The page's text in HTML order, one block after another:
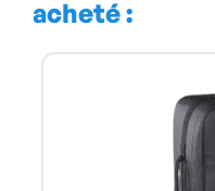
acheté :